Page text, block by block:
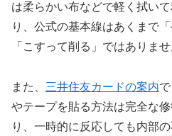
は柔らかい布などで軽く拭い
り、公式の基本線はあくまで
「こすって削る」ではありませ
また、 三井住友カードの案内
やテープを貼る方法は完全な
り、一時的に反応しても内部